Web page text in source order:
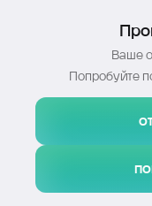
Ваше
Попробуйте